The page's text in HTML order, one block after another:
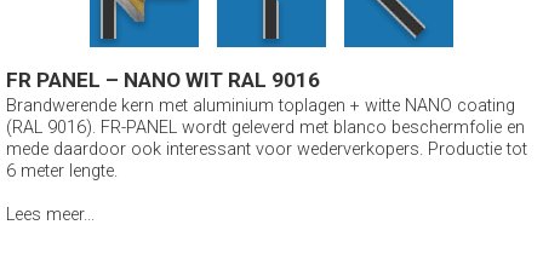
FR PANEL – NANO WIT RAL 9016
Brandwerende kern met aluminium toplagen + witte NANO coating
(RAL 9016). FR-PANEL wordt geleverd met blanco beschermfolie en
mede daardoor ook interessant voor wederverkopers. Productie tot
6 meter lengte.
Lees meer...